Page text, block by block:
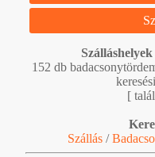
152 db
[
Szállás/